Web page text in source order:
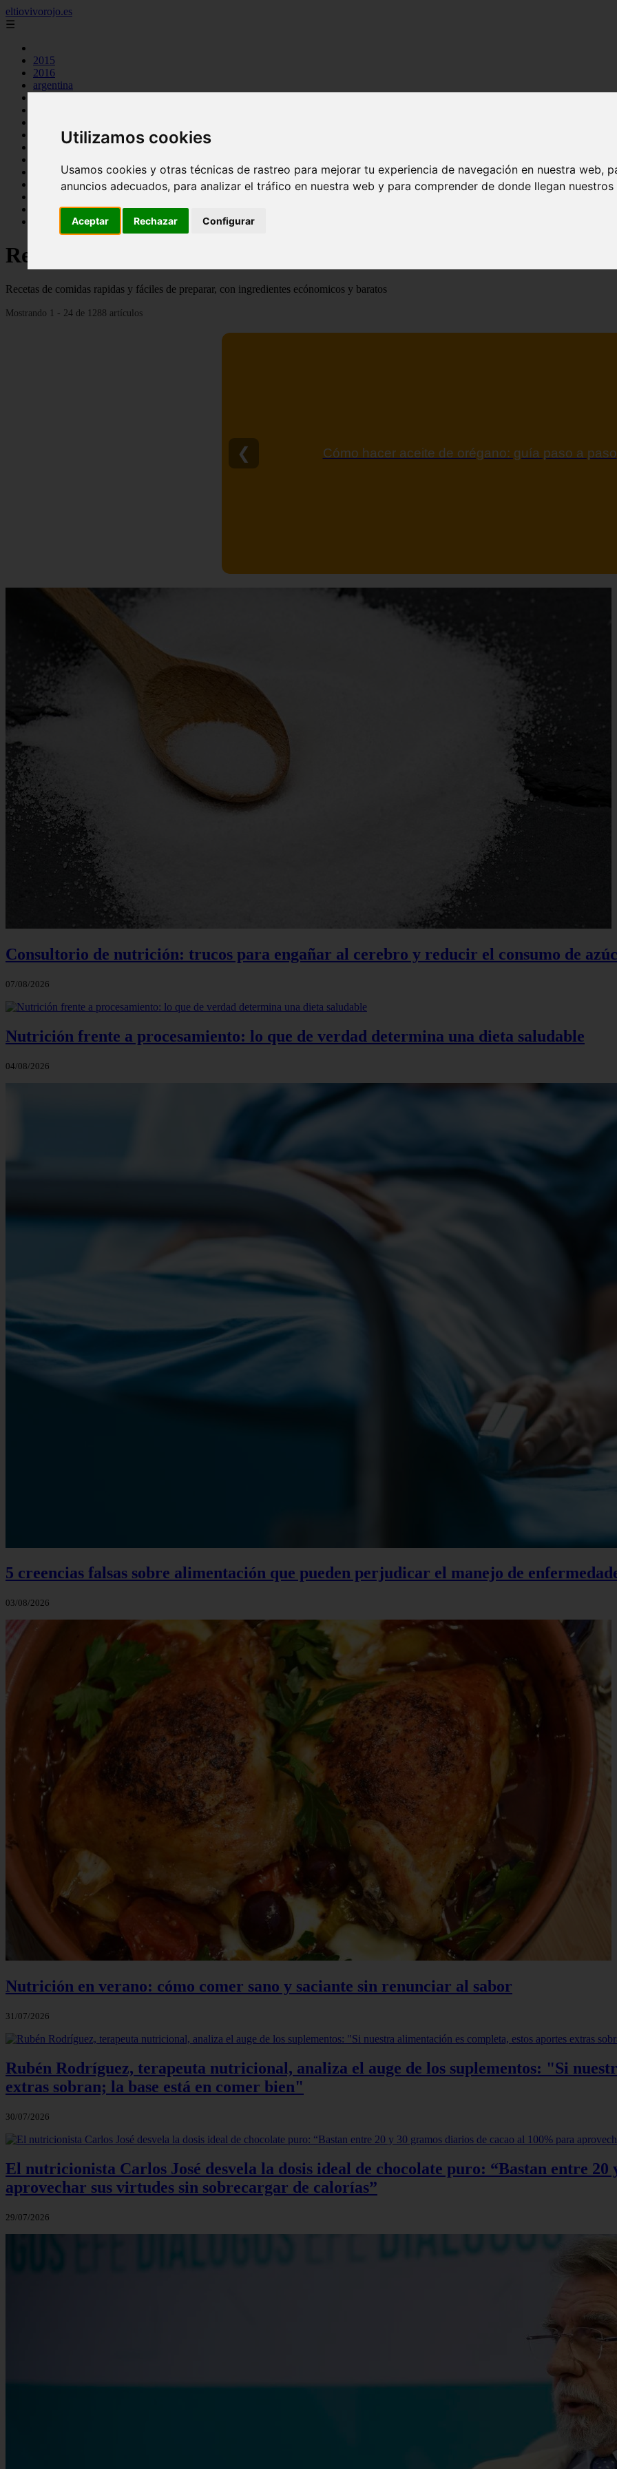
Utilizamos cookies
Usamos cookies y otras técnicas de rastreo para mejorar tu experiencia de navegación en nuestra web,
anuncios adecuados, para analizar el tráfico en nuestra web y para comprender de donde llegan
Aceptar Rechazar Configurar
eltiovivorojo.es
☰
2015
2016
argentina
huevos
mariscos
postres
producto
venezuela
Recetas faciles y rápidas
Recetas de comidas rapidas y fáciles de preparar, con ingredientes ecónomicos y baratos
Mostrando 1 - 24 de 1288 artículos
Contraindicaciones del espino amarillo: conocelas
❮
Consultorio de nutrición: trucos para engañar al cerebro y reducir el consumo de
07/08/2026
Nutrición frente a procesamiento: lo que de verdad determina una dieta saludable
04/08/2026
5 creencias falsas sobre alimentación que pueden perjudicar el manejo de
03/08/2026
Nutrición en verano: cómo comer sano y saciante sin renunciar al sabor
31/07/2026
Rubén Rodríguez, terapeuta nutricional, analiza el auge de los suplementos: "Si
extras sobran; la base está en comer bien"
30/07/2026
El nutricionista Carlos José desvela la dosis ideal de chocolate puro: “Bastan entre
aprovechar sus virtudes sin sobrecargar de calorías”
29/07/2026